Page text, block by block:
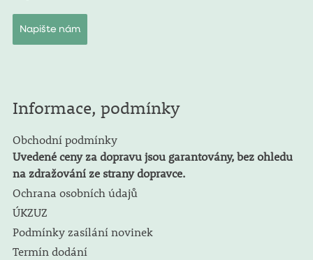
Napište nám
Informace, podmínky
Obchodní podmínky
Uvedené ceny za dopravu jsou garantovány, bez ohledu
na zdražování ze strany dopravce.
Ochrana osobních údajů
ÚKZUZ
Podmínky zasílání novinek
Termín dodání